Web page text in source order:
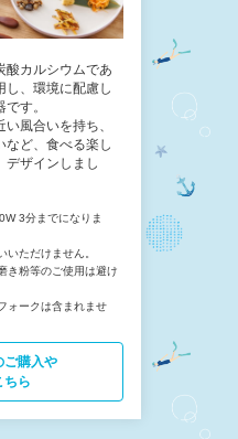
酸カルシウムであ
し、環境に配慮し
す。
風合いを持ち、
など、食べる楽し
デザインしまし
3分までになりま
いただけません。
き粉等のご使用は避け
ォークは含まれませ
ご購入や
ちら